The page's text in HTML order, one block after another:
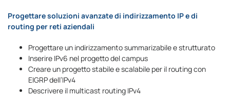
Progettare soluzioni avanzate di indirizzamento IP e di
routing per reti aziendali
Progettare un indirizzamento summarizabile e strutturato
Inserire IPv6 nel progetto del campus
Creare un progetto stabile e scalabile per il routing con
EIGRP dell’IPv4
Descrivere il multicast routing IPv4